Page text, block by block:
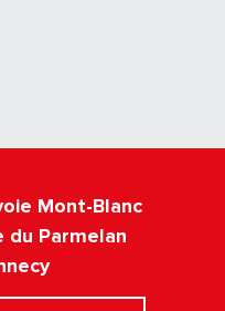
Mont-Blanc
du Parmelan